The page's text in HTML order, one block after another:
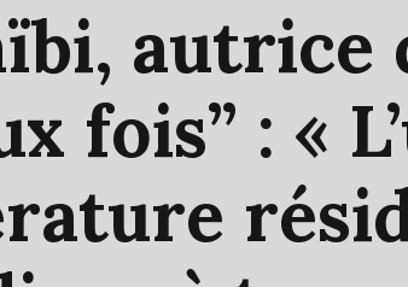
autrice
fois” : «